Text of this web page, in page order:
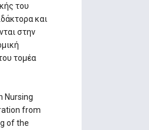
του
και
στην
τομέα
Nursing
from
of the